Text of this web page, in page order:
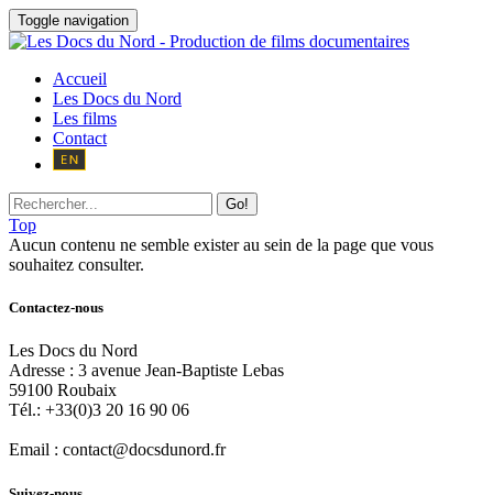
Toggle navigation
Accueil
Les Docs du Nord
Les films
Contact
Go!
Top
Aucun contenu ne semble exister au sein de la page que vous
souhaitez consulter.
Contactez-nous
Les Docs du Nord
Adresse : 3 avenue Jean-Baptiste Lebas
59100 Roubaix
Tél.: +33(0)3 20 16 90 06
Email : contact@docsdunord.fr